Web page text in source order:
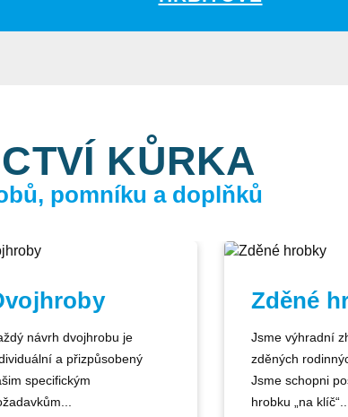
KŮRKA
pomníku a doplňků
návrh dvojhrobu je
a přizpůsobený
specifickým
Zděné
Jsme výhradní
zděných
Jsme schopni
hrobku „na klíč“...